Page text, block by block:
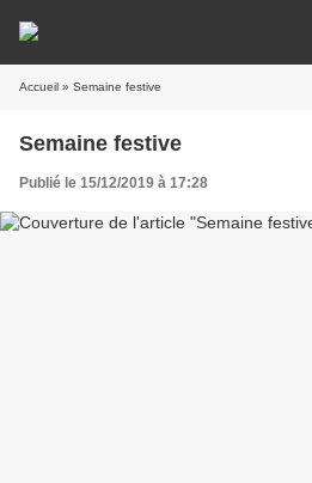
Accueil » Semaine festive
Semaine festive
Publié le 15/12/2019 à 17:28